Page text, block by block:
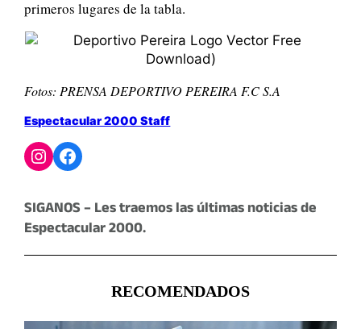
primeros lugares de la tabla.
Fotos: PRENSA DEPORTIVO PEREIRA F.C S.A
Espectacular 2000 Staff
Instagram Facebook
SIGANOS – Les traemos las últimas noticias de
Espectacular 2000.
RECOMENDADOS